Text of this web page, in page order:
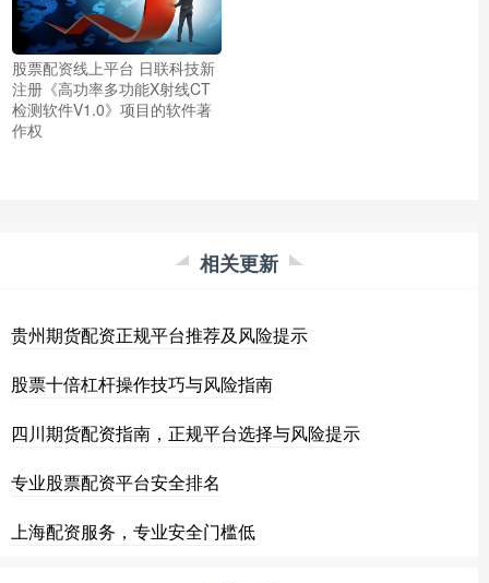
股票配资线上平台 日联科技新
注册《高功率多功能X射线CT
检测软件V1.0》项目的软件著
作权
相关更新
贵州期货配资正规平台推荐及风险提示
股票十倍杠杆操作技巧与风险指南
四川期货配资指南，正规平台选择与风险提示
专业股票配资平台安全排名
上海配资服务，专业安全门槛低